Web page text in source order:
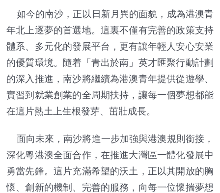
如今的南沙，正以日新月異的面貌，成為港澳青
年北上逐夢的首選地。這裏不僅有完善的政策支持
體系、多元化的發展平台，更有讓年輕人安心安業
的優質環境。隨着「青出於南」英才匯聚行動計劃
的深入推進，南沙將繼續為港澳青年提供從遊學、
實習到就業創業的全周期扶持，讓每一個夢想都能
在這片熱土上生根發芽、茁壯成長。
面向未來，南沙將進一步加強與港澳規則銜接，
深化粵港澳全面合作，在推進大灣區一體化發展中
勇當先鋒。這片充滿希望的沃土，正以其開放的胸
懷、創新的機制、完善的服務，向每一位懷揣夢想